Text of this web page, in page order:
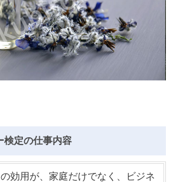
検定の仕事内容
効用が、家庭だけでなく、ビジネ